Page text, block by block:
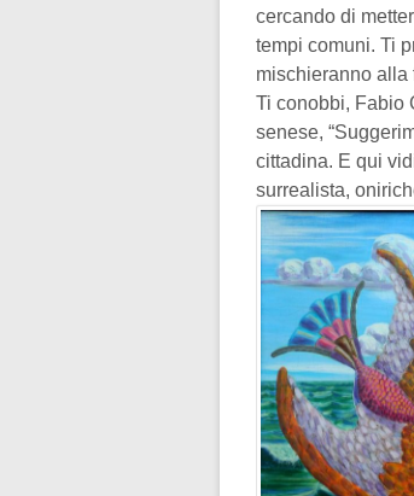
cercando di
tempi comuni. Ti
mischieranno alla
Ti conobbi, Fabio
senese,
cittadina. E qui
surrealista,